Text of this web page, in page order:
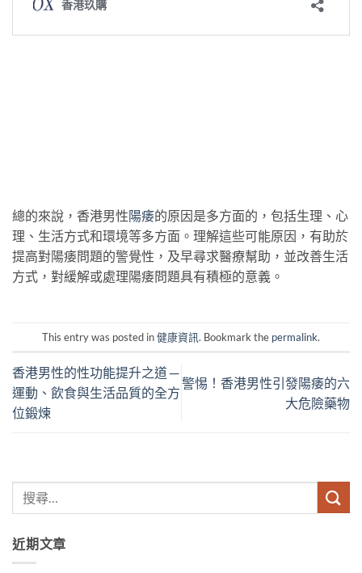
總的來說，香港男性陽痿的原因是多方面的，包括生理、心
理、生活方式和環境等多方面。理解這些可能原因，有助於
提高對陽痿問題的警覺性，及早尋求醫療幫助，並改善生活
方式，對緩解或處理陽痿問題具有積極的意義。
This entry was posted in健康資訊. Bookmark the permalink.
香港男性的性功能提升之道 ─
運動、飲食與生活品質的全方
位鍛煉
警惕！香港男性引發陽痿的六
大危險藥物
近期文章